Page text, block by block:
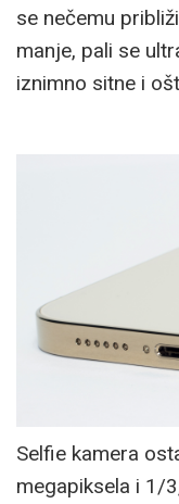
se nečemu
manje, pali se
iznimno sitne i
Selfie kamera
megapiksela i 1/